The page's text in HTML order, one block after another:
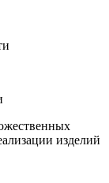
изделий